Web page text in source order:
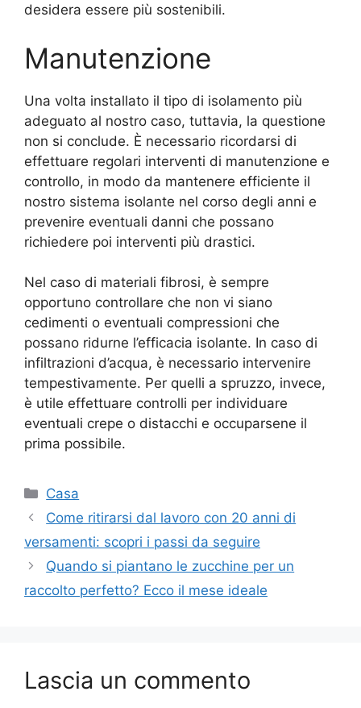
desidera essere più sostenibili.
Manutenzione
Una volta installato il tipo di isolamento più
adeguato al nostro caso, tuttavia, la questione
non si conclude. È necessario ricordarsi di
effettuare regolari interventi di manutenzione e
controllo, in modo da mantenere efficiente il
nostro sistema isolante nel corso degli anni e
prevenire eventuali danni che possano
richiedere poi interventi più drastici.
Nel caso di materiali fibrosi, è sempre
opportuno controllare che non vi siano
cedimenti o eventuali compressioni che
possano ridurne l’efficacia isolante. In caso di
infiltrazioni d’acqua, è necessario intervenire
tempestivamente. Per quelli a spruzzo, invece,
è utile effettuare controlli per individuare
eventuali crepe o distacchi e occuparsene il
prima possibile.
Categorie
Casa
Come ritirarsi dal lavoro con 20 anni di
versamenti: scopri i passi da seguire
Quando si piantano le zucchine per un
raccolto perfetto? Ecco il mese ideale
Lascia un commento